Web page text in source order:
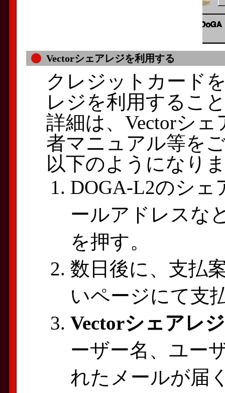
Vectorシェアレジを利用する
クレジットカード
レジを利用するこ
詳細は、Vectorシ
者マニュアル等を
以下のようになり
DOGA-L2のシェ
ールアドレスな
を押す。
数日後に、支払
いページにて支
Vectorシェアレ
ーザー名、ユー
れたメールが届